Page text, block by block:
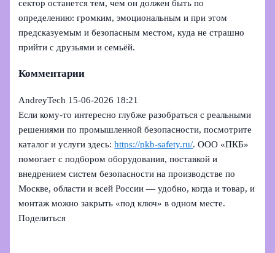
сектор останется тем, чем он должен быть по
определению: громким, эмоциональным и при этом
предсказуемым и безопасным местом, куда не страшно
прийти с друзьями и семьёй.
Комментарии
AndreyTech 15-06-2026 18:21
Если кому-то интересно глубже разобраться с реальными
решениями по промышленной безопасности, посмотрите
каталог и услуги здесь:https://pkb-safety.ru/. ООО «ПКБ»
помогает с подбором оборудования, поставкой и
внедрением систем безопасности на производстве по
Москве, области и всей России — удобно, когда и товар, и
монтаж можно закрыть «под ключ» в одном месте.
Поделиться